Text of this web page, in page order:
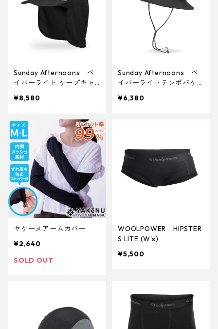
Sunday Afternoons ベ
イパーライト ケープキャ
¥8,580
Sunday Afternoons ベ
イパーライトテンポバケッ
¥6,380
ヤケーヌアームカバー
¥2,640
SOLD OUT
WOOLPOWER HIPSTER
S LITE (W's)
¥5,500